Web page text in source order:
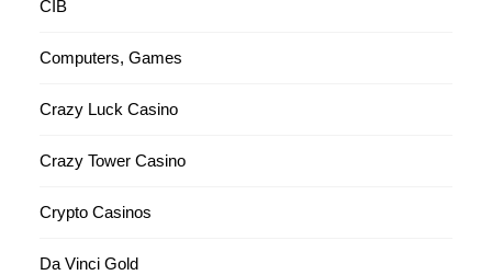
CIB
Computers, Games
Crazy Luck Casino
Crazy Tower Сasino
Crypto Casinos
Da Vinci Gold